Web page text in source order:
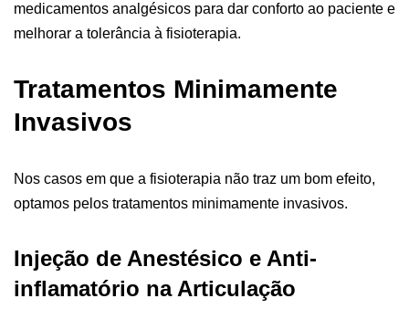
medicamentos analgésicos para dar conforto ao paciente e
melhorar a tolerância à fisioterapia.
Tratamentos Minimamente
Invasivos
Nos casos em que a fisioterapia não traz um bom efeito,
optamos pelos tratamentos minimamente invasivos.
Injeção de Anestésico e Anti-
inflamatório na Articulação